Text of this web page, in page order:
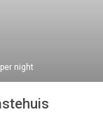
night